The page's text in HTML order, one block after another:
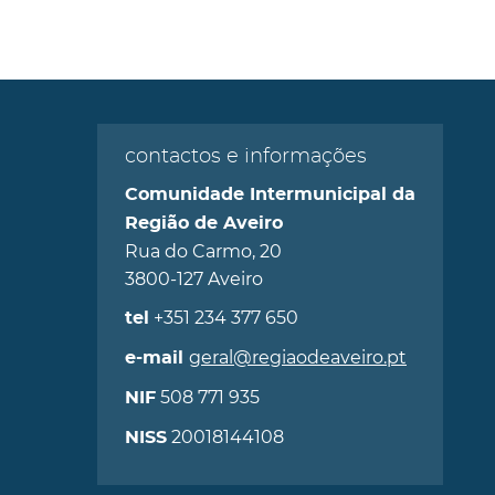
contactos e informações
Comunidade Intermunicipal da
Região de Aveiro
Rua do Carmo, 20
3800-127 Aveiro
tel +351 234 377 650
e-mail geral@regiaodeaveiro.pt
NIF508 771 935
NISS20018144108